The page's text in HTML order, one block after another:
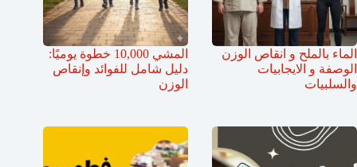
الماء بالملح و انقاص الوزن
الوصفة و الايجابيات
والسلبيات
المشي 10,000 خطوة يوميًا:
دليل شامل للفوائد وإنقاص
الوزن